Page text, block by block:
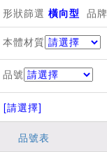
形狀篩選 橫向型 品牌
本體材質
品號
[請選擇]
品號表